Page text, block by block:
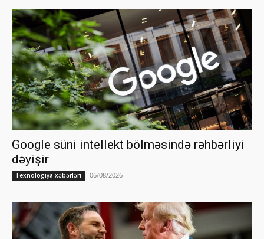
Google süni intellekt bölməsində rəhbərliyi
dəyişir
Texnologiya xəbərləri 06/08/2026